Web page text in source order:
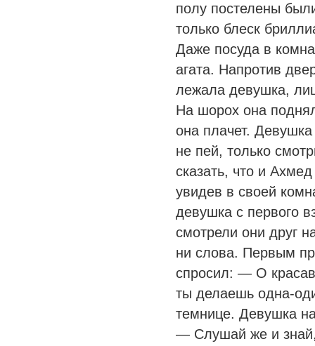
полу постелены
только блеск
Даже посуда в
агата. Напротив
лежала девушка,
На шорох она
она плачет.
не пей, только
сказать, что и
увидев в своей
девушка с первого
смотрели они друг
ни слова. Первым
спросил: — О
ты делаешь одна-
темнице. Девушка
— Слушай же и